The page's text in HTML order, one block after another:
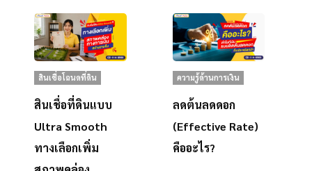
สินเชื่อโฉนดที่ดิน
สินเชื่อที่ดินแบบ
Ultra Smooth
ทางเลือกเพิ่ม
ความรู้ด้านการเงิน
ลดต้นลดดอก
(Effective Rate)
คืออะไร?